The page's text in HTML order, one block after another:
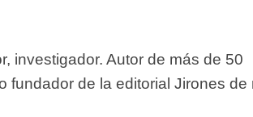
investigador. Autor de más de 50
fundador de la editorial Jirones de